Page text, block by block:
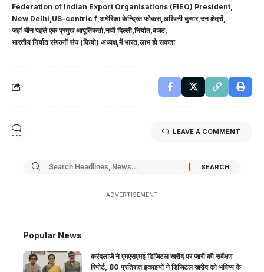
Federation of Indian Export Organisations (FIEO) President
New Delhi US-centric f अमेरिका केन्द्रित फोकस अश्विनी कुमार उन क्षेत्रों
जहां चीन पहले एक प्रमुख आपूर्तिकर्ता नयी दिल्ली निर्यात बजट
भारतीय निर्यात संगठनों संघ (फियो) अध्यक्ष में भारत लाभ हो सकता
LEAVE A COMMENT
- ADVERTISEMENT -
Popular News
करंदलाजे ने एमएसएमई डिजिटल खरीद पर जारी की सर्वेक्षण
रिपोर्ट, 80 प्रतिशत इकाइयों ने डिजिटल खरीद को भविष्य के